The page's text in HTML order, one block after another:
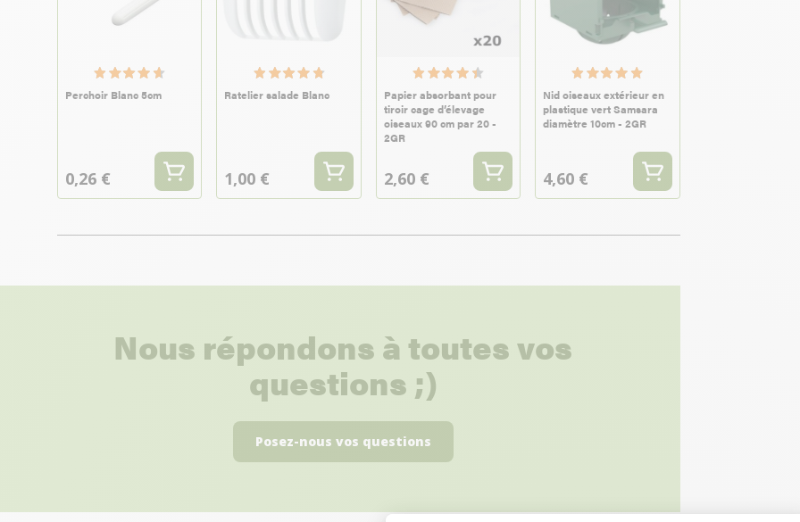
Perchoir Blanc 5cm
0,26 €
Ratelier salade Blanc
1,00 €
Papier absorbant pour
tiroir cage d’élevage
oiseaux 90 cm par 20 -
2GR
2,60 €
Nid oiseaux extérieur en
plastique vert Samsara
diamètre 10cm - 2GR
4,60 €
Nous répondons à toutes vos
questions ;)
Posez-nous vos questions